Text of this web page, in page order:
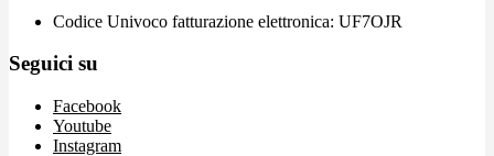
Codice Univoco fatturazione elettronica: UF7OJR
Seguici su
Facebook
Youtube
Instagram